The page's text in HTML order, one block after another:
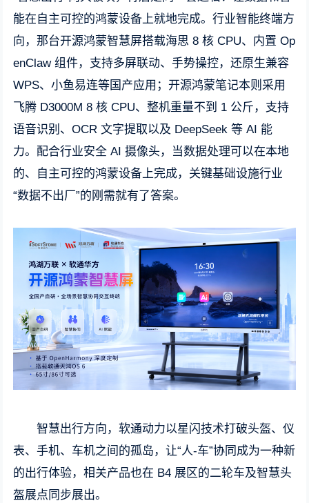
能在自主可控的鸿蒙设备上就地完成。行业智能终端方
向，那台开源鸿蒙智慧屏搭载海思 8 核 CPU、内置 Op
enClaw 组件，支持多屏联动、手势操控，还原生兼容
WPS、小鱼易连等国产应用；开源鸿蒙笔记本则采用
飞腾 D3000M 8 核 CPU、整机重量不到 1 公斤，支持
语音识别、OCR 文字提取以及 DeepSeek 等 AI 能
力。配合行业安全 AI 摄像头，当数据处理可以在本地
的、自主可控的鸿蒙设备上完成，关键基础设施行业
“数据不出厂”的刚需就有了答案。
智慧出行方向，软通动力以星闪技术打破头盔、仪
表、手机、车机之间的孤岛，让“人-车”协同成为一种新
的出行体验，相关产品也在 B4 展区的二轮车及智慧头
盔展点同步展出。